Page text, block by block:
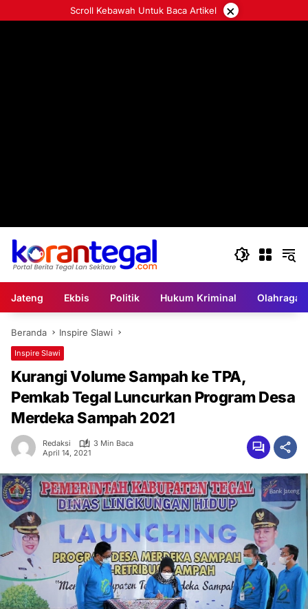
ke
Scroll Kebawah Untuk Baca Artikel ×
Jateng Ekbis Politik Hukum Kriminal Olahraga
Beranda Inspire Slawi
Inspire Slawi
Kurangi Volume Sampah ke TPA,
Pemkab Tegal Luncurkan Program Desa
Merdeka Sampah 2021
Redaksi
3 Min Baca
April 14, 2021